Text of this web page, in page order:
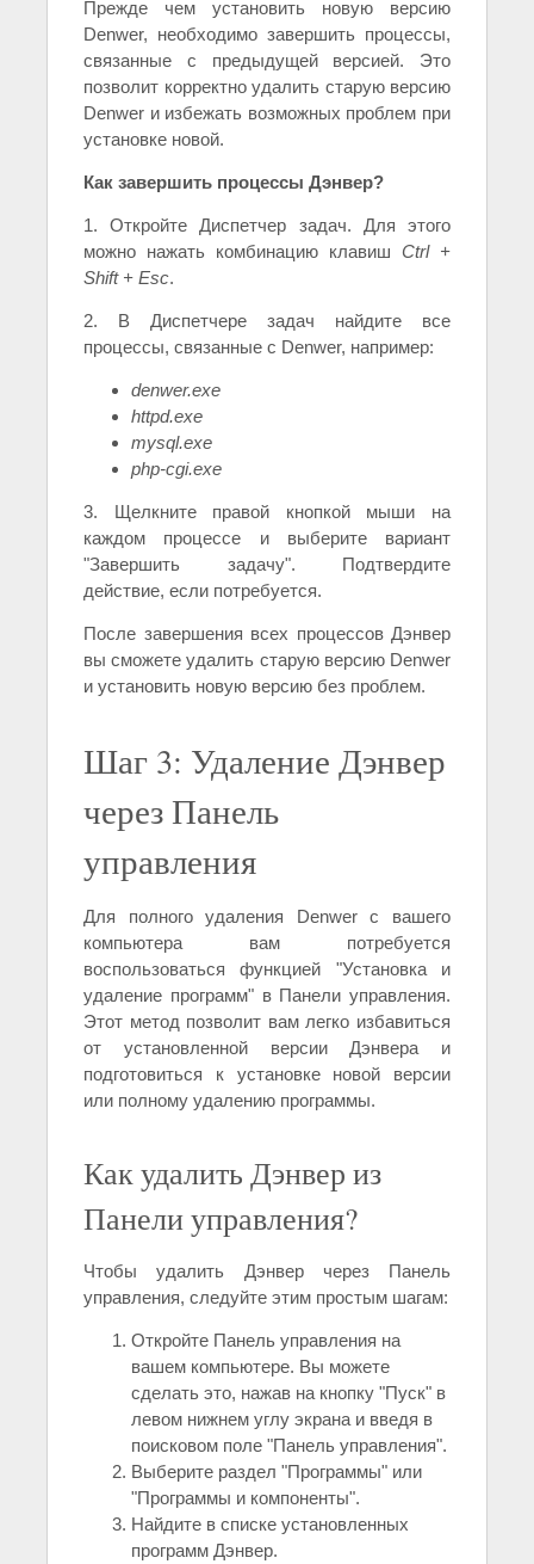
Прежде чем установить новую версию
Denwer, необходимо завершить процессы,
связанные с предыдущей версией. Это
позволит корректно удалить старую версию
Denwer и избежать возможных проблем при
установке новой.
Как завершить процессы Дэнвер?
1. Откройте Диспетчер задач. Для этого
можно нажать комбинацию клавиш Ctrl +
Shift + Esc.
2. В Диспетчере задач найдите все
процессы, связанные с Denwer, например:
denwer.exe
httpd.exe
mysql.exe
php-cgi.exe
3. Щелкните правой кнопкой мыши на
каждом процессе и выберите вариант
"Завершить задачу". Подтвердите
действие, если потребуется.
После завершения всех процессов Дэнвер
вы сможете удалить старую версию Denwer
и установить новую версию без проблем.
Шаг 3: Удаление Дэнвер
через Панель
управления
Для полного удаления Denwer с вашего
компьютера вам потребуется
воспользоваться функцией "Установка и
удаление программ" в Панели управления.
Этот метод позволит вам легко избавиться
от установленной версии Дэнвера и
подготовиться к установке новой версии
или полному удалению программы.
Как удалить Дэнвер из
Панели управления?
Чтобы удалить Дэнвер через Панель
управления, следуйте этим простым шагам:
Откройте Панель управления на
вашем компьютере. Вы можете
сделать это, нажав на кнопку "Пуск" в
левом нижнем углу экрана и введя в
поисковом поле "Панель управления".
Выберите раздел "Программы" или
"Программы и компоненты".
Найдите в списке установленных
программ Дэнвер.